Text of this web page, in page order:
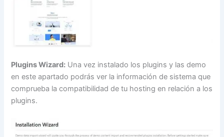
Plugins Wizard: Una vez instalado los plugins y las demo
en este apartado podrás ver la información de sistema que
comprueba la compatibilidad de tu hosting en relación a los
plugins.